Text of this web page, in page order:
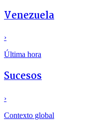
Venezuela
›
Última hora
Sucesos
›
Contexto global